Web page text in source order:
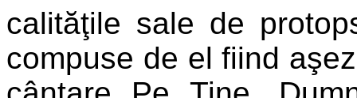
calităţile sale de
compuse de el fiind